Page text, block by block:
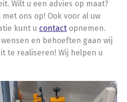
Wilt u een advies op maat?
ons op! Ook voor al uw
kunt u contact opnemen.
en behoeften gaan wij
te realiseren! Wij helpen u